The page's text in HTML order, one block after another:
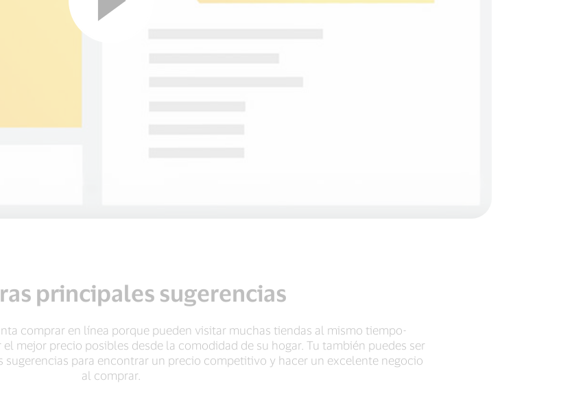
principales sugerencias
comprar en línea porque pueden visitar muchas tiendas al mismo tiempo-
mejor precio posibles desde la comodidad de su hogar. Tu también puedes ser
para encontrar un precio competitivo y hacer un excelente negocio
al comprar.